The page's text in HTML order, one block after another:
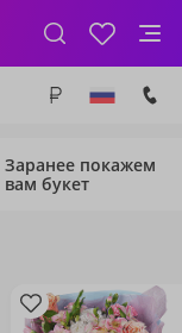
Заранее покажем
вам букет